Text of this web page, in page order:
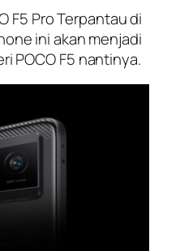
F5 Pro Terpantau di
ini akan menjadi
POCO F5 nantinya.